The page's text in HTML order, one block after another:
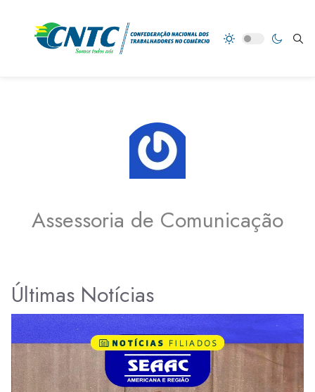
Assessoria de Comunicação
Últimas Notícias